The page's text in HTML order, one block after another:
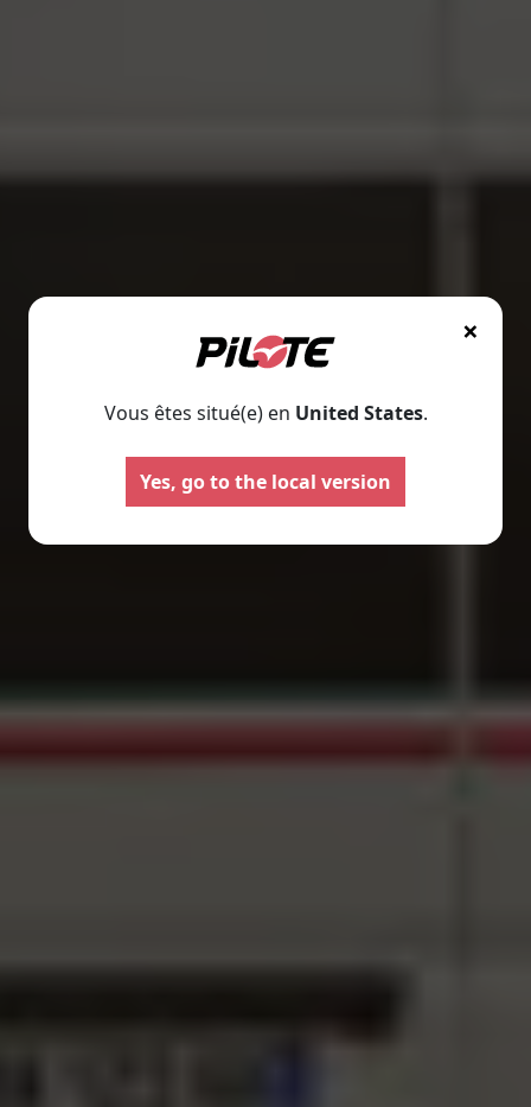
×
Vous êtes situé(e) en United States.
Yes, go to the local version